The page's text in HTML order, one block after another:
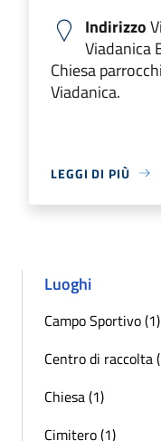
Indirizzo
Viadanica
Chiesa
Viadanica.
LEGGI DI PIÙ
Luoghi
Campo Sportivo (1)
Centro di raccolta
Chiesa (1)
Cimitero (1)